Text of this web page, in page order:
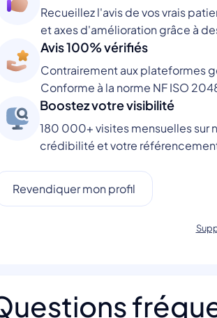
Recueillez l'avis de vos vrais
et axes d'amélioration grâce à
Avis 100% vérifiés
Contrairement aux plateformes
Conforme à la norme NF ISO
Boostez votre visibilité
180 000+ visites mensuelles sur
crédibilité et votre
Revendiquer mon profil